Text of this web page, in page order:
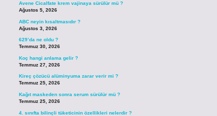
Avene Cicalfate krem vajinaya sürülür mü ?
Ağustos 5, 2026
ABC neyin kısaltmasıdır ?
Ağustos 3, 2026
629’da ne oldu ?
Temmuz 30, 2026
Koç hangi anlama gelir ?
Temmuz 27, 2026
Kireç çözücü alüminyuma zarar verir mi ?
Temmuz 25, 2026
Kağıt maskeden sonra serum sürülür mü ?
Temmuz 25, 2026
4. sınıfta bilinçli tüketicinin özellikleri nelerdir ?